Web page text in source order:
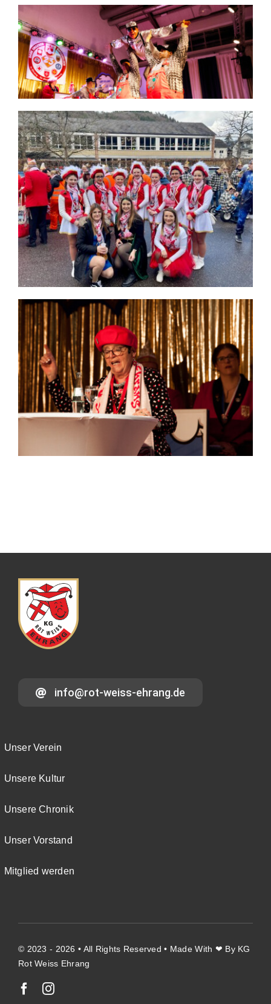
info@rot-weiss-ehrang.de
Unser Verein
Unsere Kultur
Unsere Chronik
Unser Vorstand
Mitglied werden
© 2023 - 2026 • All Rights Reserved • Made With ❤ By KG
Rot Weiss Ehrang